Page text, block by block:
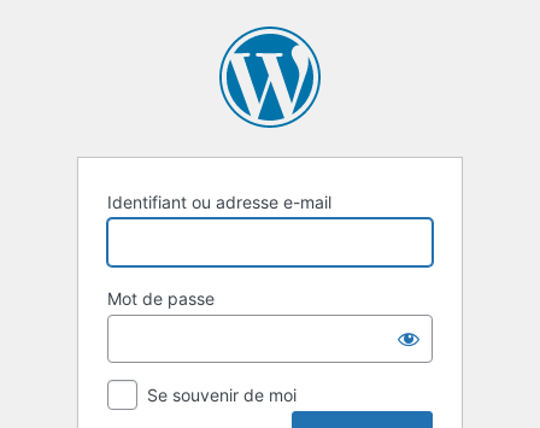
Identifiant ou adresse e-mail
Mot de passe
Se souvenir de moi